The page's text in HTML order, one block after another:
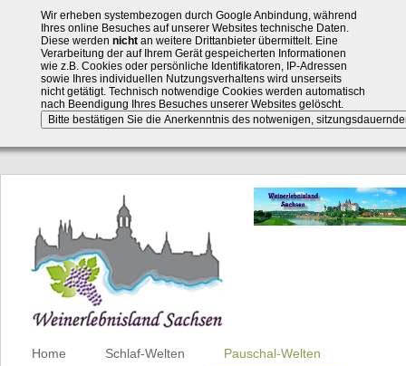
Wir erheben systembezogen durch Google Anbindung, während
Ihres online Besuches auf unserer Websites technische Daten.
Diese werden nichtan weitere Drittanbieter übermittelt. Eine
Verarbeitung der auf Ihrem Gerät gespeicherten Informationen
wie z.B. Cookies oder persönliche Identifikatoren, IP-Adressen
sowie Ihres individuellen Nutzungsverhaltens wird unserseits
nicht getätigt. Technisch notwendige Cookies werden automatisch
nach Beendigung Ihres Besuches unserer Websites gelöscht.
Navigation
Home Schlaf-Welten Pauschal-Welten